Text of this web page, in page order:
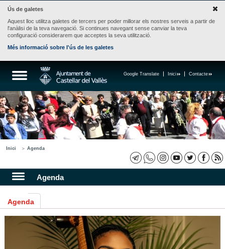
Ús de galetes
Aquest lloc utilitza galetes de tercers per poder millorar els nostres serveis a partir de
l'anàlisi de la teva navegació. Si continues navegant sense canviar la teva
configuració considerarem que acceptes la seva utilització.
Més informació sobre l'ús de les galetes
Contacte
Inici
Google Translate
Inici Agenda
Agenda
Agenda